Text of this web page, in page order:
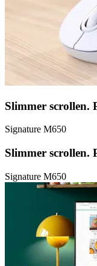
Slimmer scrollen.
Signature M650
Slimmer scrollen.
Signature M650